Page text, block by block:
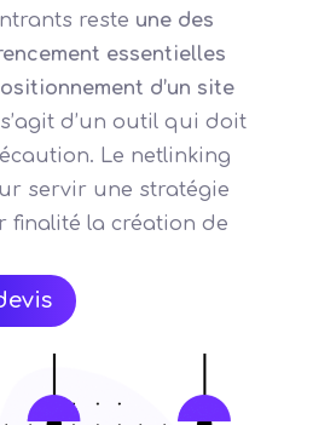
reste une des
essentielles
d’un site
d’un outil qui doit
Le netlinking
servir une stratégie
finalité la création de